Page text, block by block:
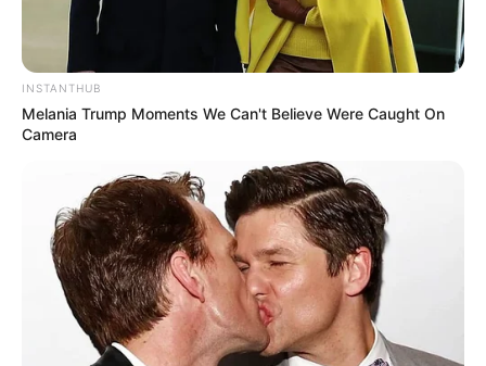
INSTANTHUB
Melania Trump Moments We Can't Believe Were Caught On
Camera